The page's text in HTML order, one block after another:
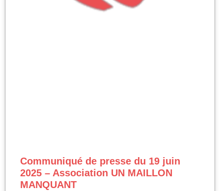
Communiqué de presse du 19 juin
2025 – Association UN MAILLON
MANQUANT